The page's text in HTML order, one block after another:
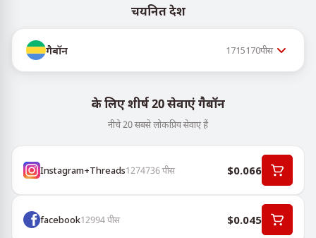
चयनित देश
गैबॉन 1715170पीस
के लिए शीर्ष 20 सेवाएं गैबॉन
नीचे 20 सबसे लोकप्रिय सेवाएं हैं
Instagram+Threads1274736पीस $0.066
facebook12994पीस $0.045